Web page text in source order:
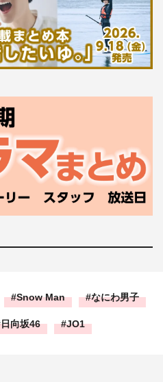
Snow Man なにわ男子
日向坂46 JO1